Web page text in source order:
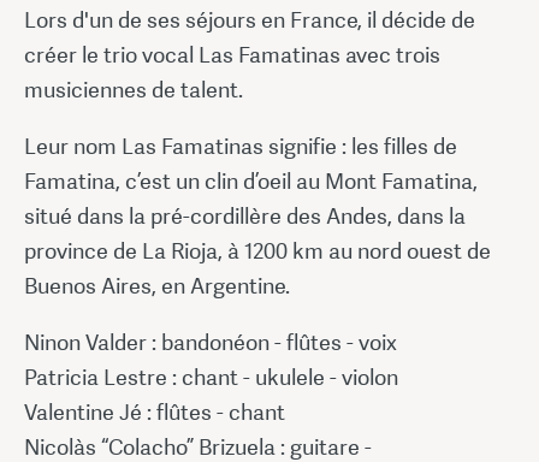
Lors d'un de ses séjours en France, il décide de
créer le trio vocal Las Famatinas avec trois
musiciennes de talent.
Leur nom Las Famatinas signifie : les filles de
Famatina, c’est un clin d’oeil au Mont Famatina,
situé dans la pré-cordillère des Andes, dans la
province de La Rioja, à 1200 km au nord ouest de
Buenos Aires, en Argentine.
Ninon Valder : bandonéon - flûtes - voix
Patricia Lestre : chant - ukulele - violon
Valentine Jé : flûtes - chant
Nicolàs “Colacho” Brizuela : guitare -